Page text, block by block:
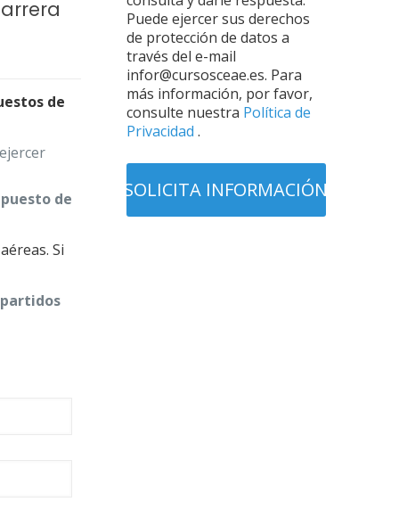
de
puesto de
Si
Puede ejercer sus derechos
de protección de datos a
través del e-mail
infor@cursosceae.es. Para
más información, por favor,
consulte nuestra Política de
Privacidad .